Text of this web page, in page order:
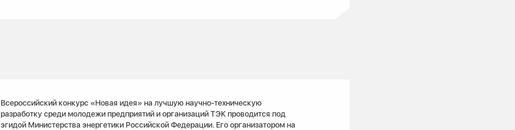
Всероссийский конкурс «Новая идея» на лучшую научно-техническую
разработку среди молодежи предприятий и организаций ТЭК проводится под
эгидой Министерства энергетики Российской Федерации. Его организатором на